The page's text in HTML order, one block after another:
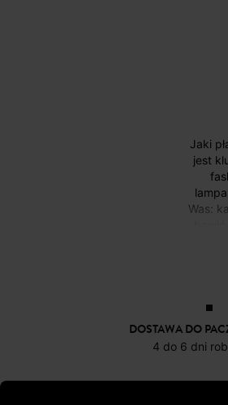
Jaki płaszcz wybrać tej zimy? Szukasz kurtki puchowej, trencza czy płaszcza wełnianego? Parka, trencz, wybór kobiecego płaszcza
jest
Was:
DOSTAWA DO
4 do 6 dni